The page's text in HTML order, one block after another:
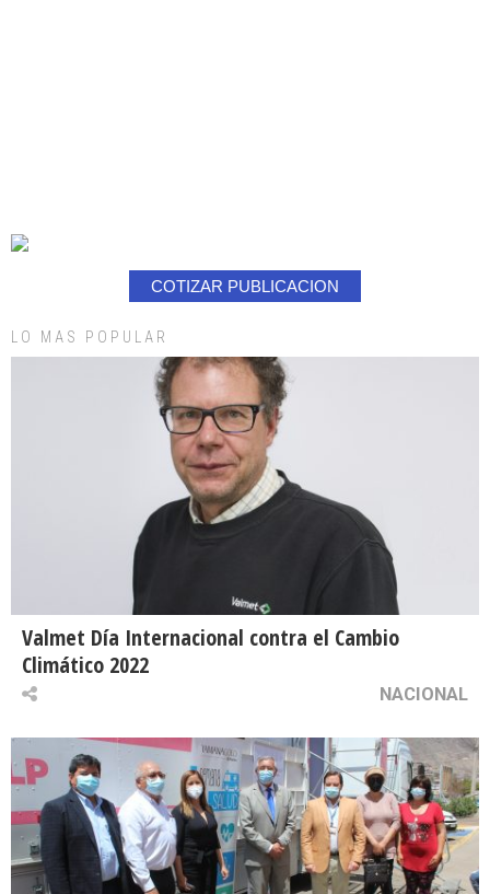
COTIZAR PUBLICACION
LO MAS POPULAR
Valmet Día Internacional contra el Cambio
Climático 2022
NACIONAL